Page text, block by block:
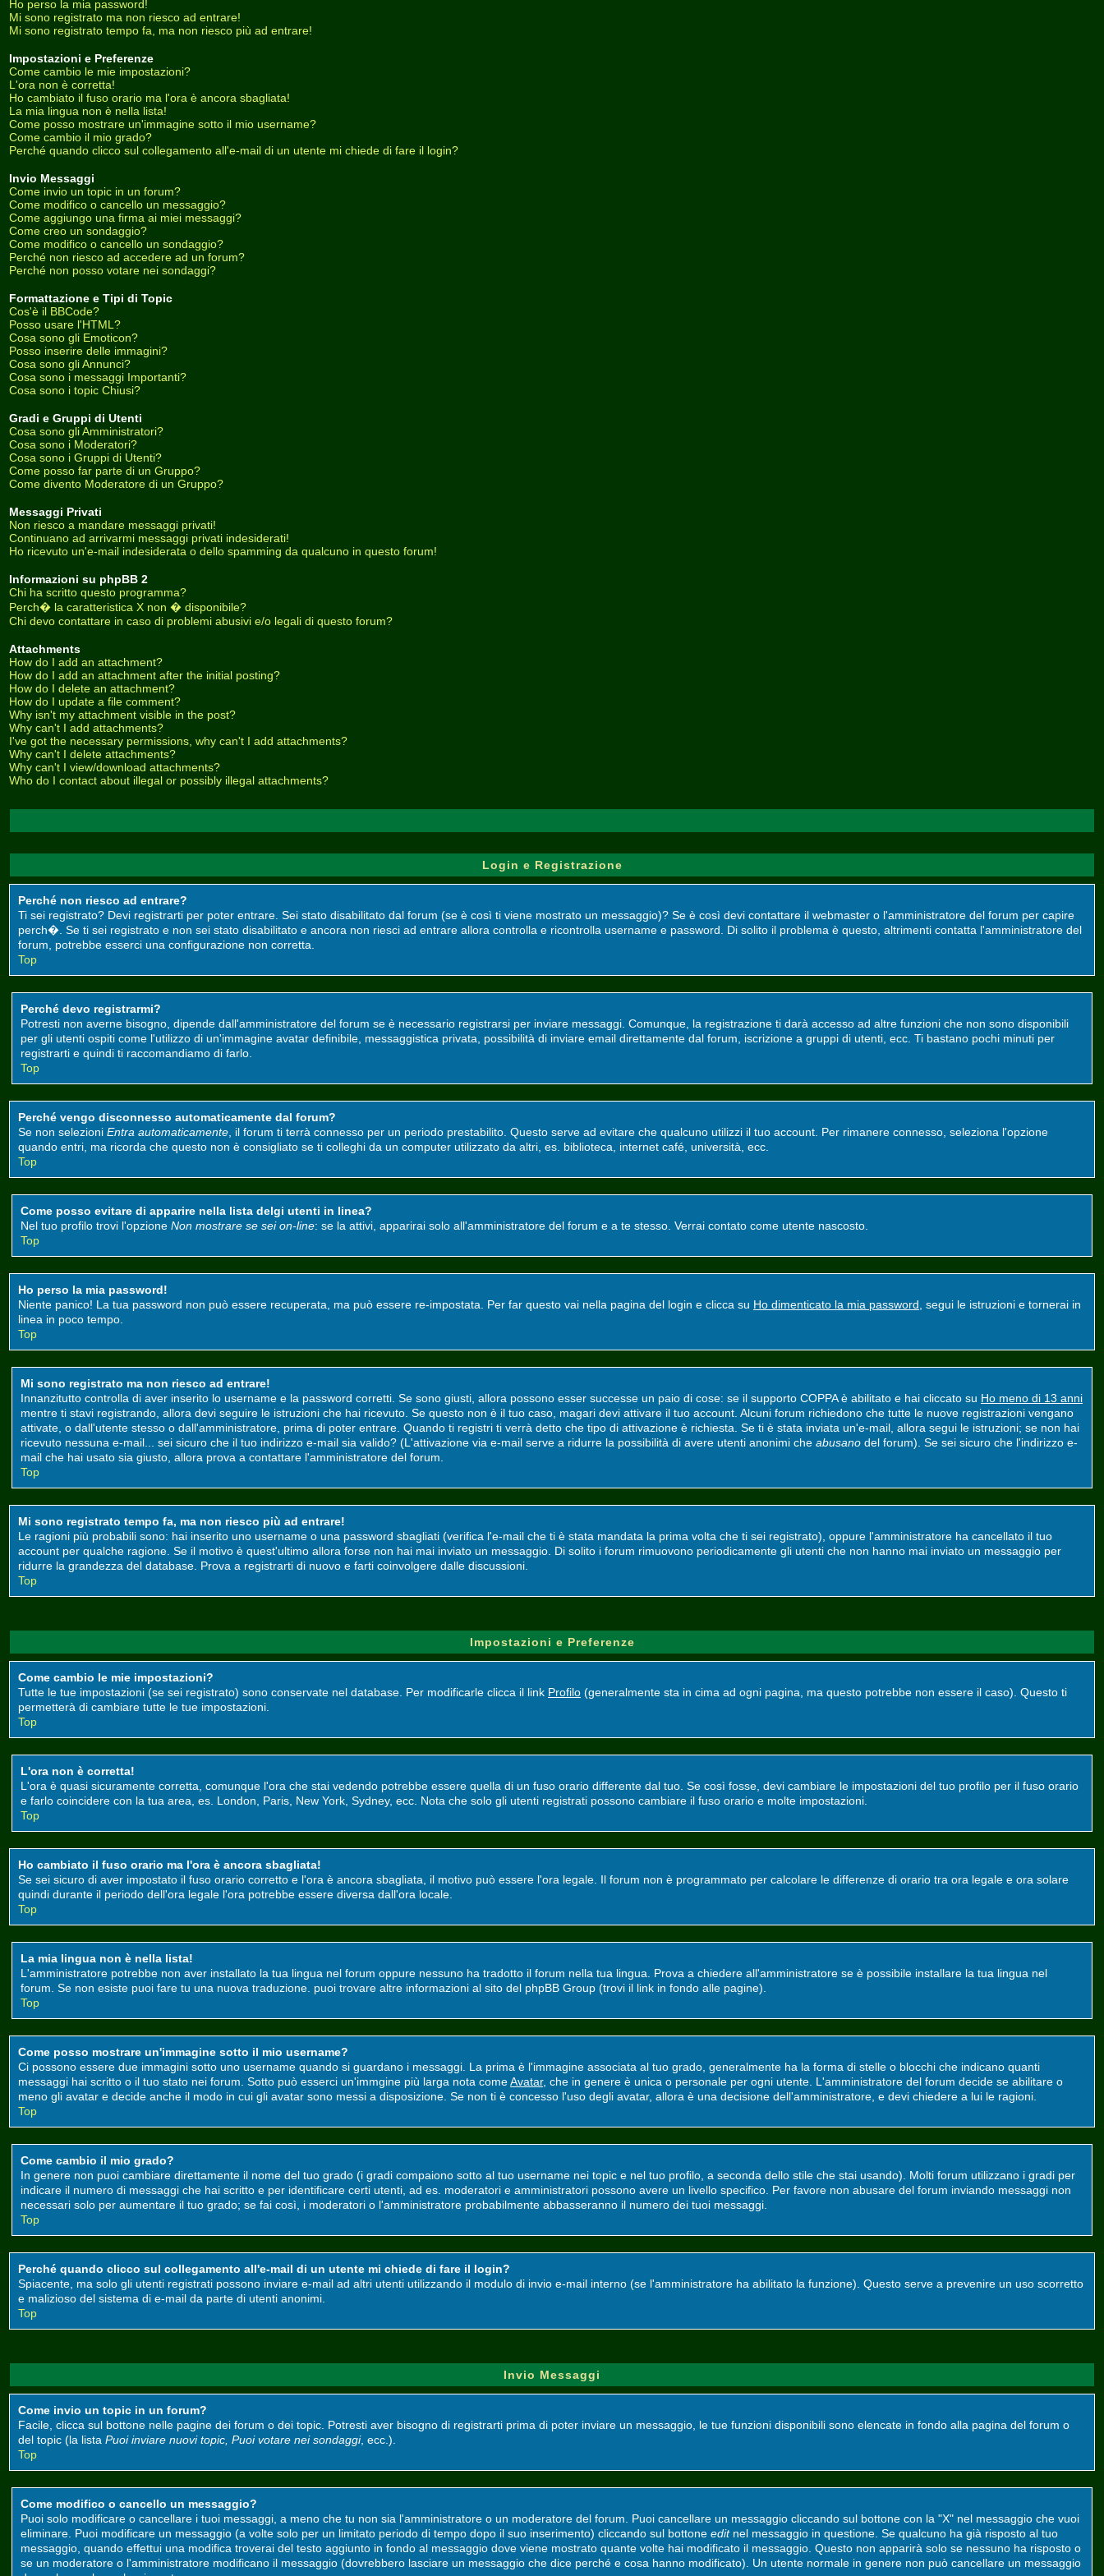
Ho perso la mia password!
Mi sono registrato ma non riesco ad entrare!
Mi sono registrato tempo fa, ma non riesco più ad entrare!
Impostazioni e Preferenze
Come cambio le mie impostazioni?
L'ora non è corretta!
Ho cambiato il fuso orario ma l'ora è ancora sbagliata!
La mia lingua non è nella lista!
Come posso mostrare un'immagine sotto il mio username?
Come cambio il mio grado?
Perché quando clicco sul collegamento all'e-mail di un utente mi chiede di fare il login?
Invio Messaggi
Come invio un topic in un forum?
Come modifico o cancello un messaggio?
Come aggiungo una firma ai miei messaggi?
Come creo un sondaggio?
Come modifico o cancello un sondaggio?
Perché non riesco ad accedere ad un forum?
Perché non posso votare nei sondaggi?
Formattazione e Tipi di Topic
Cos'è il BBCode?
Posso usare l'HTML?
Cosa sono gli Emoticon?
Posso inserire delle immagini?
Cosa sono gli Annunci?
Cosa sono i messaggi Importanti?
Cosa sono i topic Chiusi?
Gradi e Gruppi di Utenti
Cosa sono gli Amministratori?
Cosa sono i Moderatori?
Cosa sono i Gruppi di Utenti?
Come posso far parte di un Gruppo?
Come divento Moderatore di un Gruppo?
Messaggi Privati
Non riesco a mandare messaggi privati!
Continuano ad arrivarmi messaggi privati indesiderati!
Ho ricevuto un'e-mail indesiderata o dello spamming da qualcuno in questo forum!
Informazioni su phpBB 2
Chi ha scritto questo programma?
Perch� la caratteristica X non � disponibile?
Chi devo contattare in caso di problemi abusivi e/o legali di questo forum?
Attachments
How do I add an attachment?
How do I add an attachment after the initial posting?
How do I delete an attachment?
How do I update a file comment?
Why isn't my attachment visible in the post?
Why can't I add attachments?
I've got the necessary permissions, why can't I add attachments?
Why can't I delete attachments?
Why can't I view/download attachments?
Who do I contact about illegal or possibly illegal attachments?
Login e Registrazione
Perché non riesco ad entrare?
Ti sei registrato? Devi registrarti per poter entrare. Sei stato disabilitato dal forum (se è così ti viene mostrato un messaggio)? Se è così devi contattare il webmaster o l'amministratore del forum per capire
perch�. Se ti sei registrato e non sei stato disabilitato e ancora non riesci ad entrare allora controlla e ricontrolla username e password. Di solito il problema è questo, altrimenti contatta l'amministratore del
forum, potrebbe esserci una configurazione non corretta.
Top
Perché devo registrarmi?
Potresti non averne bisogno, dipende dall'amministratore del forum se è necessario registrarsi per inviare messaggi. Comunque, la registrazione ti darà accesso ad altre funzioni che non sono disponibili
per gli utenti ospiti come l'utilizzo di un'immagine avatar definibile, messaggistica privata, possibilità di inviare email direttamente dal forum, iscrizione a gruppi di utenti, ecc. Ti bastano pochi minuti per
registrarti e quindi ti raccomandiamo di farlo.
Top
Perché vengo disconnesso automaticamente dal forum?
Se non selezioni Entra automaticamente , il forum ti terrà connesso per un periodo prestabilito. Questo serve ad evitare che qualcuno utilizzi il tuo account. Per rimanere connesso, seleziona l'opzione
quando entri, ma ricorda che questo non è consigliato se ti colleghi da un computer utilizzato da altri, es. biblioteca, internet café, università, ecc.
Top
Come posso evitare di apparire nella lista delgi utenti in linea?
Nel tuo profilo trovi l'opzione Non mostrare se sei on-line: se la attivi, apparirai solo all'amministratore del forum e a te stesso. Verrai contato come utente nascosto.
Top
Ho perso la mia password!
Niente panico! La tua password non può essere recuperata, ma può essere re-impostata. Per far questo vai nella pagina del login e clicca su Ho dimenticato la mia password , segui le istruzioni e tornerai in
linea in poco tempo.
Top
Mi sono registrato ma non riesco ad entrare!
Innanzitutto controlla di aver inserito lo username e la password corretti. Se sono giusti, allora possono esser successe un paio di cose: se il supporto COPPA è abilitato e hai cliccato su Ho meno di 13 anni
mentre ti stavi registrando, allora devi seguire le istruzioni che hai ricevuto. Se questo non è il tuo caso, magari devi attivare il tuo account. Alcuni forum richiedono che tutte le nuove registrazioni vengano
attivate, o dall'utente stesso o dall'amministratore, prima di poter entrare. Quando ti registri ti verrà detto che tipo di attivazione è richiesta. Se ti è stata inviata un'e-mail, allora segui le istruzioni; se non hai
ricevuto nessuna e-mail... sei sicuro che il tuo indirizzo e-mail sia valido? (L'attivazione via e-mail serve a ridurre la possibilità di avere utenti anonimi che abusano del forum). Se sei sicuro che l'indirizzo e-
mail che hai usato sia giusto, allora prova a contattare l'amministratore del forum.
Top
Mi sono registrato tempo fa, ma non riesco più ad entrare!
Le ragioni più probabili sono: hai inserito uno username o una password sbagliati (verifica l'e-mail che ti è stata mandata la prima volta che ti sei registrato), oppure l'amministratore ha cancellato il tuo
account per qualche ragione. Se il motivo è quest'ultimo allora forse non hai mai inviato un messaggio. Di solito i forum rimuovono periodicamente gli utenti che non hanno mai inviato un messaggio per
ridurre la grandezza del database. Prova a registrarti di nuovo e farti coinvolgere dalle discussioni.
Top
Impostazioni e Preferenze
Come cambio le mie impostazioni?
Tutte le tue impostazioni (se sei registrato) sono conservate nel database. Per modificarle clicca il link Profilo (generalmente sta in cima ad ogni pagina, ma questo potrebbe non essere il caso). Questo ti
permetterà di cambiare tutte le tue impostazioni.
Top
L'ora non è corretta!
L'ora è quasi sicuramente corretta, comunque l'ora che stai vedendo potrebbe essere quella di un fuso orario differente dal tuo. Se così fosse, devi cambiare le impostazioni del tuo profilo per il fuso orario
e farlo coincidere con la tua area, es. London, Paris, New York, Sydney, ecc. Nota che solo gli utenti registrati possono cambiare il fuso orario e molte impostazioni.
Top
Ho cambiato il fuso orario ma l'ora è ancora sbagliata!
Se sei sicuro di aver impostato il fuso orario corretto e l'ora è ancora sbagliata, il motivo può essere l'ora legale. Il forum non è programmato per calcolare le differenze di orario tra ora legale e ora solare
quindi durante il periodo dell'ora legale l'ora potrebbe essere diversa dall'ora locale.
Top
La mia lingua non è nella lista!
L'amministratore potrebbe non aver installato la tua lingua nel forum oppure nessuno ha tradotto il forum nella tua lingua. Prova a chiedere all'amministratore se è possibile installare la tua lingua nel
forum. Se non esiste puoi fare tu una nuova traduzione. puoi trovare altre informazioni al sito del phpBB Group (trovi il link in fondo alle pagine).
Top
Come posso mostrare un'immagine sotto il mio username?
Ci possono essere due immagini sotto uno username quando si guardano i messaggi. La prima è l'immagine associata al tuo grado, generalmente ha la forma di stelle o blocchi che indicano quanti
messaggi hai scritto o il tuo stato nei forum. Sotto può esserci un'immgine più larga nota comeAvatar, che in genere è unica o personale per ogni utente. L'amministratore del forum decide se abilitare o
meno gli avatar e decide anche il modo in cui gli avatar sono messi a disposizione. Se non ti è concesso l'uso degli avatar, allora è una decisione dell'amministratore, e devi chiedere a lui le ragioni.
Top
Come cambio il mio grado?
In genere non puoi cambiare direttamente il nome del tuo grado (i gradi compaiono sotto al tuo username nei topic e nel tuo profilo, a seconda dello stile che stai usando). Molti forum utilizzano i gradi per
indicare il numero di messaggi che hai scritto e per identificare certi utenti, ad es. moderatori e amministratori possono avere un livello specifico. Per favore non abusare del forum inviando messaggi non
necessari solo per aumentare il tuo grado; se fai così, i moderatori o l'amministratore probabilmente abbasseranno il numero dei tuoi messaggi.
Top
Perché quando clicco sul collegamento all'e-mail di un utente mi chiede di fare il login?
Spiacente, ma solo gli utenti registrati possono inviare e-mail ad altri utenti utilizzando il modulo di invio e-mail interno (se l'amministratore ha abilitato la funzione). Questo serve a prevenire un uso scorretto
e malizioso del sistema di e-mail da parte di utenti anonimi.
Top
Invio Messaggi
Come invio un topic in un forum?
Facile, clicca sul bottone nelle pagine dei forum o dei topic. Potresti aver bisogno di registrarti prima di poter inviare un messaggio, le tue funzioni disponibili sono elencate in fondo alla pagina del forum o
del topic (la lista Puoi inviare nuovi topic, Puoi votare nei sondaggi, ecc.).
Top
Come modifico o cancello un messaggio?
Puoi solo modificare o cancellare i tuoi messaggi, a meno che tu non sia l'amministratore o un moderatore del forum. Puoi cancellare un messaggio cliccando sul bottone con la "X" nel messaggio che vuoi
eliminare. Puoi modificare un messaggio (a volte solo per un limitato periodo di tempo dopo il suo inserimento) cliccando sul bottone editnel messaggio in questione. Se qualcuno ha già risposto al tuo
messaggio, quando effettui una modifica troverai del testo aggiunto in fondo al messaggio dove viene mostrato quante volte hai modificato il messaggio. Questo non apparirà solo se nessuno ha risposto o
se un moderatore o l'amministratore modificano il messaggio (dovrebbero lasciare un messaggio che dice perché e cosa hanno modificato). Un utente normale in genere non può cancellare un messaggio